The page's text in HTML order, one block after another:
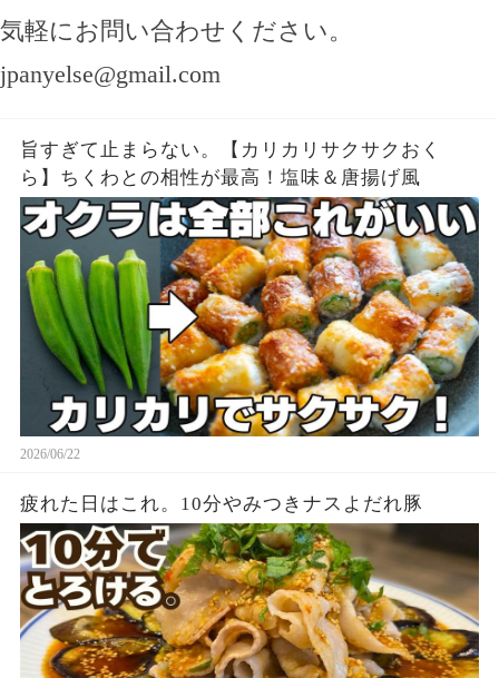
気軽にお問い合わせください。
jpanyelse@gmail.com
旨すぎて止まらない。【カリカリサクサクおく
ら】ちくわとの相性が最高！塩味＆唐揚げ風
2026/06/22
疲れた日はこれ。10分やみつきナスよだれ豚